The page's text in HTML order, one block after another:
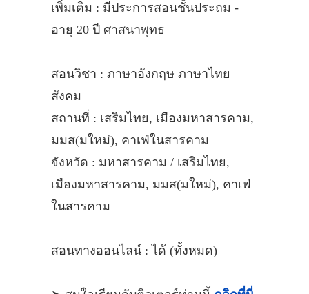
เพิ่มเติม : มีประการสอนชั้นประถม -
อายุ 20 ปี ศาสนาพุทธ
สอนวิชา : ภาษาอังกฤษ ภาษาไทย
สังคม
สถานที่ : เสริมไทย, เมืองมหาสารคาม,
มมส(มใหม่), คาเฟ่ในสารคาม
จังหวัด : มหาสารคาม / เสริมไทย,
เมืองมหาสารคาม, มมส(มใหม่), คาเฟ่
ในสารคาม
สอนทางออนไลน์ : ได้ (ทั้งหมด)